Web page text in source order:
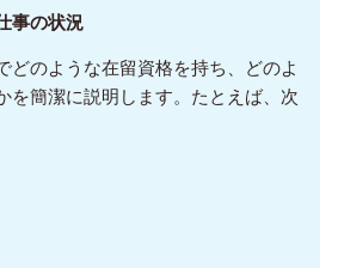
事の状況
どのような在留資格を持ち、どのよ
を簡潔に説明します。たとえば、次